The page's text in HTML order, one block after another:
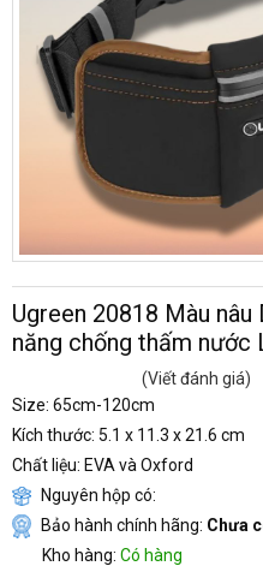
Ugreen 20818 Màu
năng chống thấm nước
(Viết đánh giá)
Size: 65cm-120cm
Kích thước: ‎5.1 x 11.3 x 21.6 cm
Chất liệu: EVA và Oxford
Nguyên hộp có:
Bảo hành chính hãng: Chưa
Kho hàng: Có hàng